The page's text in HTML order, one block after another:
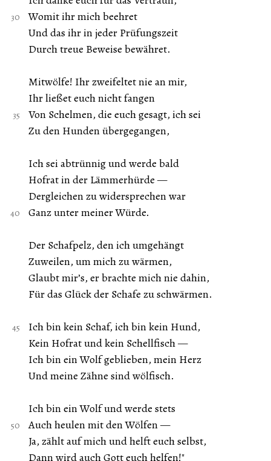
Womit ihr mich beehret
Und das ihr in jeder Prüfungszeit
Durch treue Beweise bewähret.
Mitwölfe! Ihr zweifeltet nie an mir,
Ihr ließet euch nicht fangen
Von Schelmen, die euch gesagt, ich sei
Zu den Hunden übergegangen,
Ich sei abtrünnig und werde bald
Hofrat in der Lämmerhürde —
Dergleichen zu widersprechen war
Ganz unter meiner Würde.
Der Schafpelz, den ich umgehängt
Zuweilen, um mich zu wärmen,
Glaubt mir’s, er brachte mich nie dahin,
Für das Glück der Schafe zu schwärmen.
Ich bin kein Schaf, ich bin kein Hund,
Kein Hofrat und kein Schellfisch —
Ich bin ein Wolf geblieben, mein Herz
Und meine Zähne sind wölfisch.
Ich bin ein Wolf und werde stets
Auch heulen mit den Wölfen —
Ja, zählt auf mich und helft euch selbst,
Dann wird auch Gott euch helfen!"